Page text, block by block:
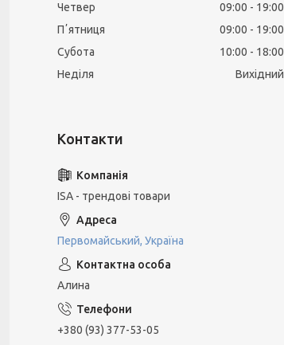
Четвер
09:00
19:00
Пʼятниця
09:00
19:00
Субота
10:00
18:00
Неділя
Вихідний
ISA - трендові товари
Первомайський, Україна
Алина
+380 (93) 377-53-05